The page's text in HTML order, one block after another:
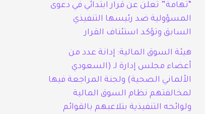
“تهامة” تعلن عن قرار ابتدائي في دعوى
المسؤولية ضد رئيسها التنفيذي
السابق وتؤكد استئناف القرار
هيئة السوق المالية: إدانة عدد من
أعضاء مجلس إدارة لـ (السعودي
الألماني الصحية) ولجنة المراجعة فيها
لمخالفتهم نظام السوق المالية
ولوائحه التنفيذية بتلاعبهم بالقوائم